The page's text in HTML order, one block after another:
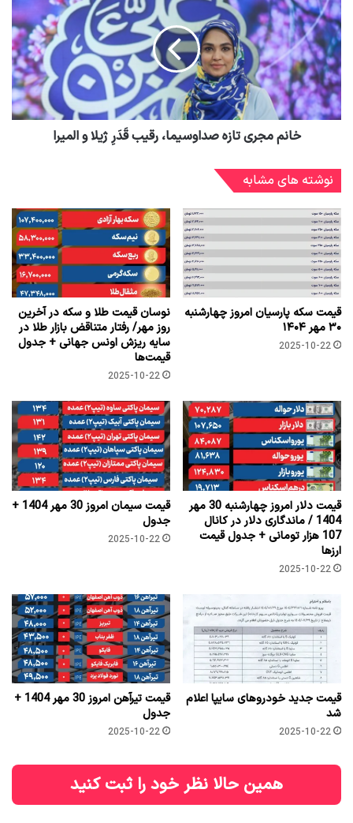
خانم مجری تازه صداوسیما، رقیب قَدَرِ ژیلا و المیرا
نوشته های مشابه
قیمت سکه پارسیان امروز چهارشنبه
۳۰ مهر ۱۴۰۴
2025-10-22
نوسان قیمت طلا و سکه در آخرین
روز مهر/ رفتار متناقض بازار طلا در
سایه ریزش اونس جهانی + جدول
قیمت‌ها
2025-10-22
قیمت دلار امروز چهارشنبه 30 مهر
1404 / ماندگاری دلار در کانال
107 هزار تومانی + جدول قیمت
ارزها
2025-10-22
قیمت سیمان امروز 30 مهر 1404 +
جدول
2025-10-22
قیمت جدید خودروهای سایپا اعلام
شد
2025-10-22
قیمت تیرآهن امروز 30 مهر 1404 +
جدول
2025-10-22
همین حالا نظر خود را ثبت کنید